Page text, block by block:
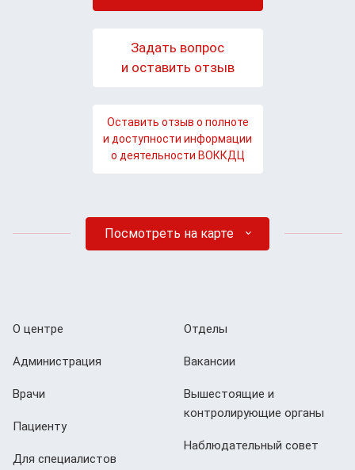
Задать вопрос
и оставить отзыв
Оставить отзыв о полноте
и доступности информации
о деятельности ВОККДЦ
Посмотреть на карте
О центре
Администрация
Врачи
Пациенту
Для специалистов
Отделы
Вакансии
Вышестоящие и
контролирующие органы
Наблюдательный совет